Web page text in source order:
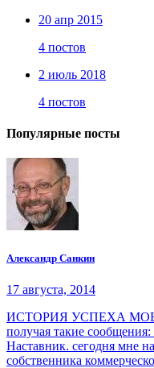
20 апр 2015
4 постов
2 июль 2018
4 постов
Популярные посты
Александр Санкин
17 августа, 2014
ИСТОРИЯ УСПЕХА
получая такие
Наставник. сегодня мне
собственника